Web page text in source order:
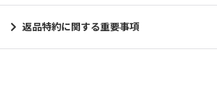
返品特約に関する重要事項